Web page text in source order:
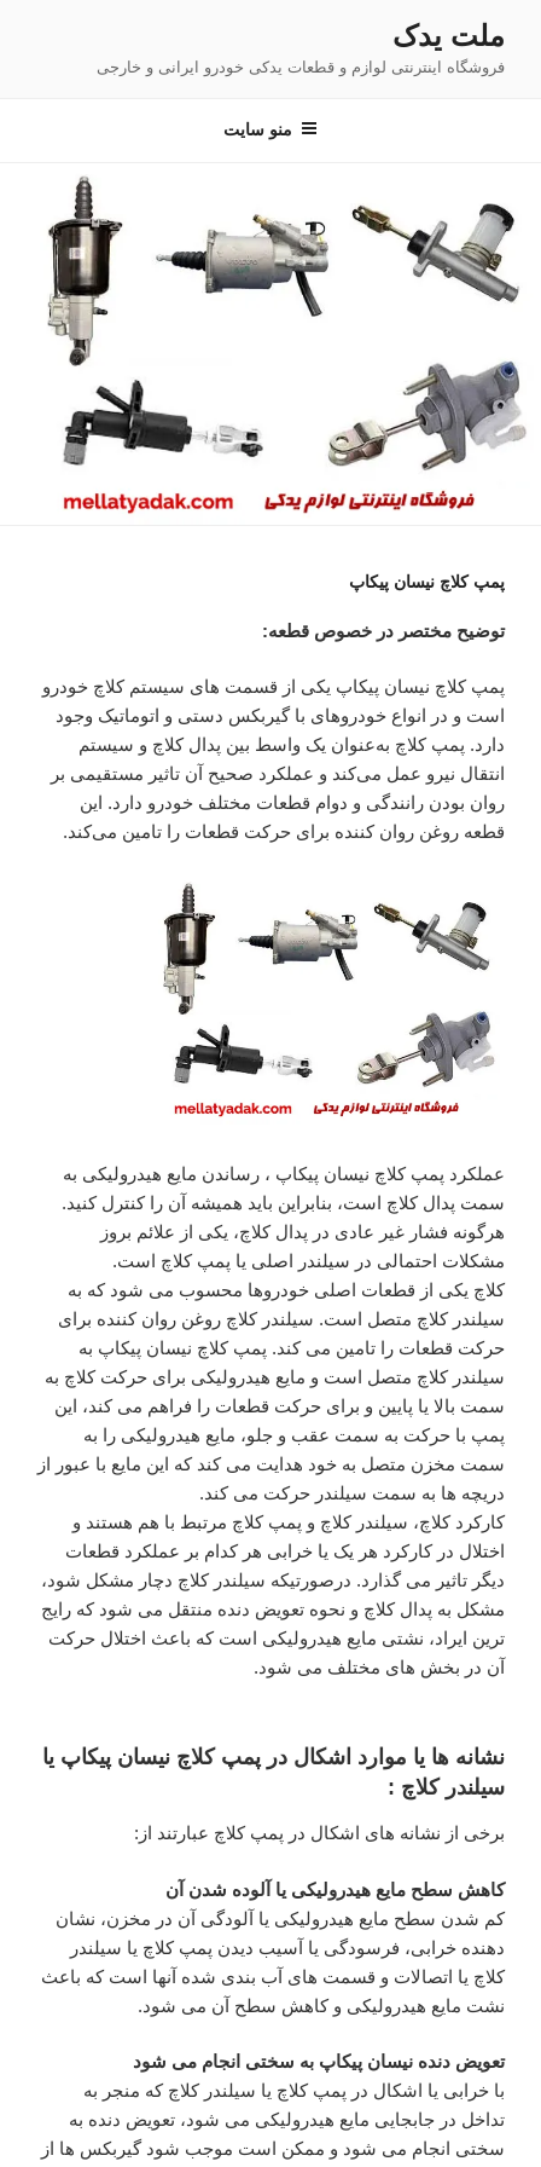
محتوا
ملت یدک
فروشگاه اینترنتی لوازم و قطعات یدکی خودرو ایرانی و خارجی
منو سایت
پمپ کلاچ نیسان پیکاپ
توضیح مختصر در خصوص قطعه:
پمپ کلاچ نیسان پیکاپ یکی از قسمت های سیستم کلاچ خودرو
است و در انواع خودروهای با گیربکس دستی و اتوماتیک وجود
دارد. پمپ کلاچ به‌عنوان یک واسط بین پدال کلاچ و سیستم
انتقال نیرو عمل می‌کند و عملکرد صحیح آن تاثیر مستقیمی بر
روان بودن رانندگی و دوام قطعات مختلف خودرو دارد. این
قطعه روغن روان کننده برای حرکت قطعات را تامین می‌کند.
عملکرد پمپ کلاچ نیسان پیکاپ ، رساندن مایع هیدرولیکی به
سمت پدال کلاچ است، بنابراین باید همیشه آن را کنترل کنید.
هرگونه فشار غیر عادی در پدال کلاچ، یکی از علائم بروز
مشکلات احتمالی در سیلندر اصلی یا پمپ کلاچ است.
کلاچ یکی از قطعات اصلی خودروها محسوب می شود که به
سیلندر کلاچ متصل است. سیلندر کلاچ روغن روان کننده برای
حرکت قطعات را تامین می کند. پمپ کلاچ نیسان پیکاپ به
سیلندر کلاچ متصل است و مایع هیدرولیکی برای حرکت کلاچ به
سمت بالا یا پایین و برای حرکت قطعات را فراهم می کند، این
پمپ با حرکت به سمت عقب و جلو، مایع هیدرولیکی را به
سمت مخزن متصل به خود هدایت می کند که این مایع با عبور از
دریچه ها به سمت سیلندر حرکت می کند.
کارکرد کلاچ، سیلندر کلاچ و پمپ کلاچ مرتبط با هم هستند و
اختلال در کارکرد هر یک یا خرابی هر کدام بر عملکرد قطعات
دیگر تاثیر می گذارد. درصورتیکه سیلندر کلاچ دچار مشکل شود،
مشکل به پدال کلاچ و نحوه تعویض دنده منتقل می شود که رایج
ترین ایراد، نشتی مایع هیدرولیکی است که باعث اختلال حرکت
آن در بخش های مختلف می شود.
نشانه ها یا موارد اشکال در پمپ کلاچ نیسان پیکاپ یا
سیلندر کلاچ :
برخی از نشانه های اشکال در پمپ کلاچ عبارتند از:
کاهش سطح مایع هیدرولیکی یا آلوده شدن آن
کم شدن سطح مایع هیدرولیکی یا آلودگی آن در مخزن، نشان
دهنده خرابی، فرسودگی یا آسیب دیدن پمپ کلاچ یا سیلندر
کلاچ یا اتصالات و قسمت های آب بندی شده آنها است که باعث
نشت مایع هیدرولیکی و کاهش سطح آن می شود.
تعویض دنده نیسان پیکاپ به سختی انجام می شود
با خرابی یا اشکال در پمپ کلاچ یا سیلندر کلاچ که منجر به
تداخل در جابجایی مایع هیدرولیکی می شود، تعویض دنده به
سختی انجام می شود و ممکن است موجب شود گیربکس ها از